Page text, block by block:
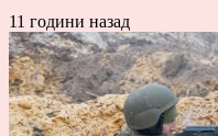
11 години назад